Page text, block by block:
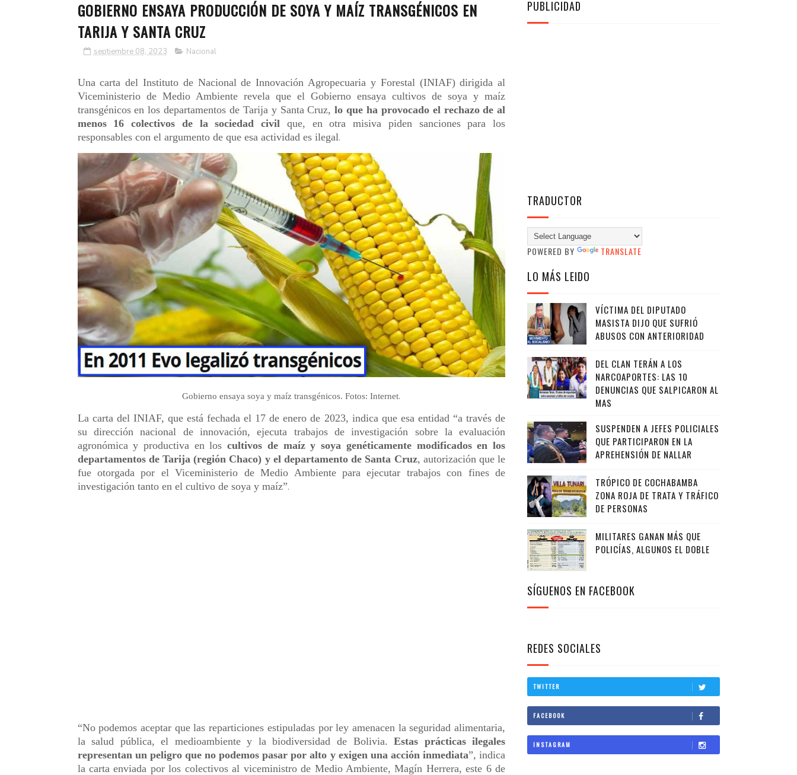
GOBIERNO ENSAYA PRODUCCIÓN DE SOYA Y MAÍZ TRANSGÉNICOS EN
TARIJA Y SANTA CRUZ
septiembre 08, 2023 Nacional
Una carta del Instituto de Nacional de Innovación Agropecuaria y Forestal (INIAF) dirigida al
Viceministerio de Medio Ambiente revela que el Gobierno ensaya cultivos de soya y maíz
transgénicos en los departamentos de Tarija y Santa Cruz,lo que ha provocado el rechazo de al
menos 16 colectivos de la sociedad civil que, en otra misiva piden sanciones para los
responsables con el argumento de que esa actividad es ilegal.
Gobierno ensaya soya y maíz transgénicos. Fotos: Internet.
La carta del INIAF, que está fechada el 17 de enero de 2023, indica que esa entidad “a través de
su dirección nacional de innovación, ejecuta trabajos de investigación sobre la evaluación
agronómica y productiva en loscultivos de maíz y soya genéticamente modificados en los
departamentos de Tarija (región Chaco) y el departamento de Santa Cruz, autorización que le
fue otorgada por el Viceministerio de Medio Ambiente para ejecutar trabajos con fines de
investigación tanto en el cultivo de soya y maíz”.
“No podemos aceptar que las reparticiones estipuladas por ley amenacen la seguridad alimentaria,
la salud pública, el medioambiente y la biodiversidad de Bolivia.Estas prácticas ilegales
representan un peligro que no podemos pasar por alto y exigen una acción inmediata”, indica
la carta enviada por los colectivos al viceministro de Medio Ambiente, Magín Herrera, este 6 de
PUBLICIDAD
TRADUCTOR
POWERED BY TRANSLATE
LO MÁS LEIDO
VÍCTIMA DEL DIPUTADO
MASISTA DIJO QUE SUFRIÓ
ABUSOS CON ANTERIORIDAD
DEL CLAN TERÁN A LOS
NARCOAPORTES: LAS 10
DENUNCIAS QUE SALPICARON AL
MAS
SUSPENDEN A JEFES POLICIALES
QUE PARTICIPARON EN LA
APREHENSIÓN DE NALLAR
TRÓPICO DE COCHABAMBA
ZONA ROJA DE TRATA Y TRÁFICO
DE PERSONAS
MILITARES GANAN MÁS QUE
POLICÍAS, ALGUNOS EL DOBLE
SÍGUENOS EN FACEBOOK
REDES SOCIALES
TWITTER
FACEBOOK
INSTAGRAM